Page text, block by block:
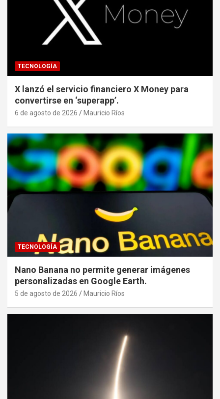
TECNOLOGÍA
X lanzó el servicio financiero X Money para
convertirse en ‘superapp’.
6 de agosto de 2026 Mauricio Ríos
TECNOLOGÍA
Nano Banana no permite generar imágenes
personalizadas en Google Earth.
5 de agosto de 2026 Mauricio Ríos